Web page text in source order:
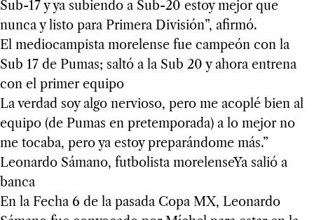
Sub-17 y ya subiendo a Sub-20 estoy mejor que
nunca y listo para Primera División”, afirmó.
El mediocampista morelense fue campeón con la
Sub 17 de Pumas; saltó a la Sub 20 y ahora entrena
con el primer equipo
La verdad soy algo nervioso, pero me acoplé bien al
equipo (de Pumas en pretemporada) a lo mejor no
me tocaba, pero ya estoy preparándome más.”
Leonardo Sámano, futbolista morelenseYa salió a
banca
En la Fecha 6 de la pasada Copa MX, Leonardo